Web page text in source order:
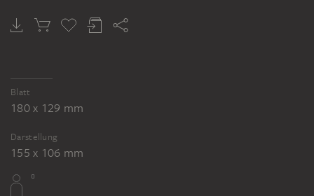
(?)
Blatt
180 x 129 mm
Darstellung
155 x 106 mm